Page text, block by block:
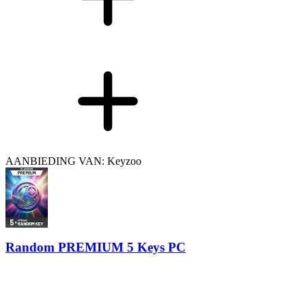
AANBIEDING VAN: Keyzoo
Random PREMIUM 5 Keys PC